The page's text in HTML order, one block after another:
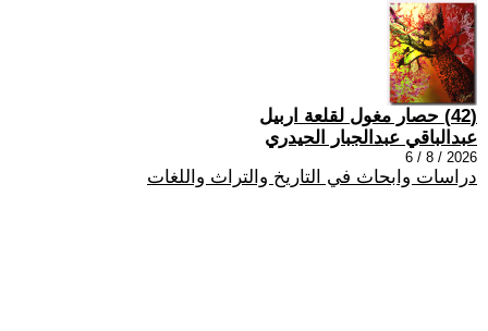
(42) حصار مغول لقلعة اربيل
عبدالباقي عبدالجبار الحيدري
2026 / 8 / 6
دراسات وابحاث في التاريخ والتراث واللغات